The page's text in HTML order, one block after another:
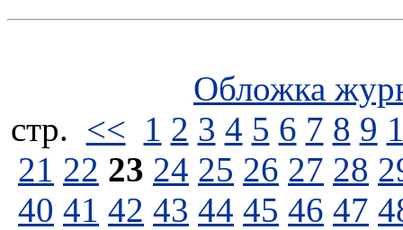
Обложка
стp. << 1 2 3 4 5 6 7 8 9
21 22 23 24 25 26 27 28
40 41 42 43 44 45 46 47